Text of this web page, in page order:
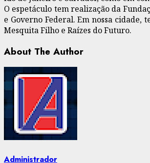
O espetáculo tem realização da
e Governo Federal. Em nossa
Mesquita Filho e Raízes do Futuro.
About The Author
Administrador